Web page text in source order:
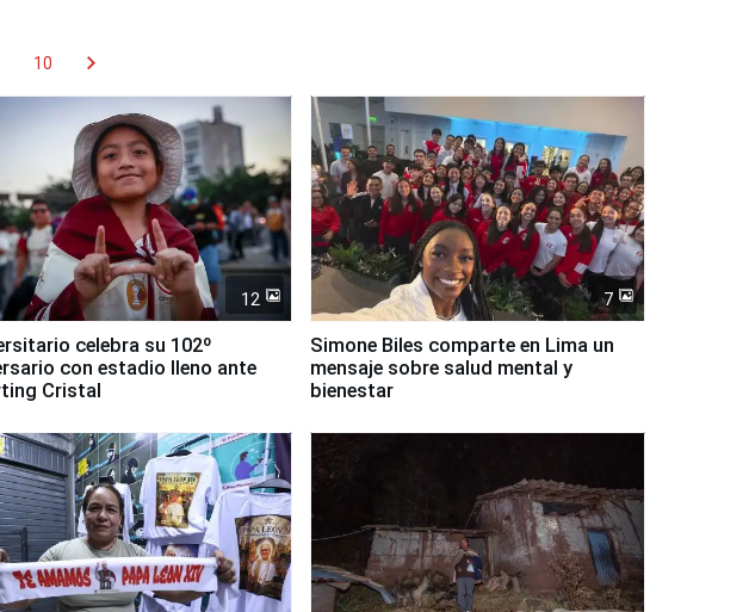
10 chevron_right
12
celebra su 102º
con estadio lleno ante
Cristal
7
Simone Biles comparte en Lima un
mensaje sobre salud mental y
bienestar